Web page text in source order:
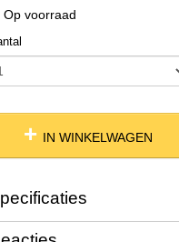
Op voorraad
IN WINKELWAGEN